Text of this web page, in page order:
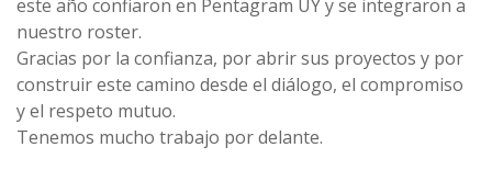
este año confiaron en Pentagram UY y se integraron a
nuestro roster.
Gracias por la confianza, por abrir sus proyectos y por
construir este camino desde el diálogo, el compromiso
y el respeto mutuo.
Tenemos mucho trabajo por delante.